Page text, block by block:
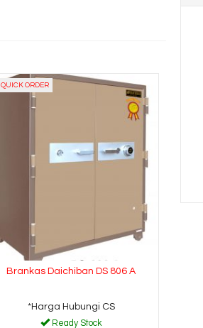
QUICK ORDER
Brankas Daichiban DS 806 A
*Harga Hubungi CS
Ready Stock